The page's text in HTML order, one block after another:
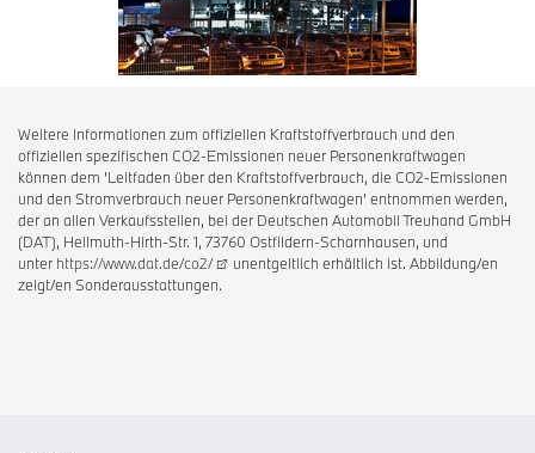
Weitere Informationen zum offiziellen Kraftstoffverbrauch und den
offiziellen spezifischen CO2-Emissionen neuer Personenkraftwagen
können dem 'Leitfaden über den Kraftstoffverbrauch, die CO2-Emissionen
und den Stromverbrauch neuer Personenkraftwagen' entnommen werden,
der an allen Verkaufsstellen, bei der Deutschen Automobil Treuhand GmbH
(DAT), Hellmuth-Hirth-Str. 1, 73760 Ostfildern-Scharnhausen, und
unter https://www.dat.de/co2/
unentgeltlich erhältlich ist. Abbildung/en
zeigt/en Sonderausstattungen.